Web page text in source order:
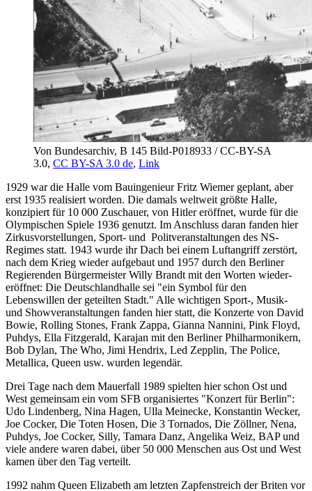
Von Bundesarchiv, B 145 Bild-P018933 / CC-BY-SA
3.0, CC BY-SA 3.0 de, Link
1929 war die Halle vom Bauingenieur Fritz Wiemer geplant, aber
erst 1935 realisiert worden. Die damals weltweit größte Halle,
konzipiert für 10 000 Zuschauer, von Hitler eröffnet, wurde für die
Olympischen Spiele 1936 genutzt. Im Anschluss daran fanden hier
Zirkusvorstellungen, Sport- und Polit­veran­staltungen des NS-
Regimes statt. 1943 wurde ihr Dach bei einem Luft­angriff zerstört,
nach dem Krieg wieder aufgebaut und 1957 durch den Berliner
Regierenden Bürgermeister Willy Brandt mit den Worten wieder­
eröffnet: Die Deutschlandhalle sei "ein Symbol für den
Lebenswillen der geteilten Stadt." Alle wichtigen Sport-, Musik-
und Show­ve­ranstaltungen fanden hier statt, die Konzerte von David
Bowie, Rolling Stones, Frank Zappa, Gianna Nannini, Pink Floyd,
Puhdys, Ella Fitzgerald, Karajan mit den Berliner Philharmonikern,
Bob Dylan, The Who, Jimi Hendrix, Led Zepplin, The Police,
Metallica, Queen usw. wurden legendär.
Drei Tage nach dem Mauerfall 1989 spielten hier schon Ost und
West gemeinsam ein vom SFB organisiertes "Konzert für Berlin":
Udo Lindenberg, Nina Hagen, Ulla Meinecke, Konstantin Wecker,
Joe Cocker, Die Toten Hosen, Die 3 Tornados, Die Zöllner, Nena,
Puhdys, Joe Cocker, Silly, Tamara Danz, Angelika Weiz, BAP und
viele andere waren dabei, über 50 000 Menschen aus Ost und West
kamen über den Tag verteilt.
1992 nahm Queen Elizabeth am letzten Zapfenstreich der Briten vor